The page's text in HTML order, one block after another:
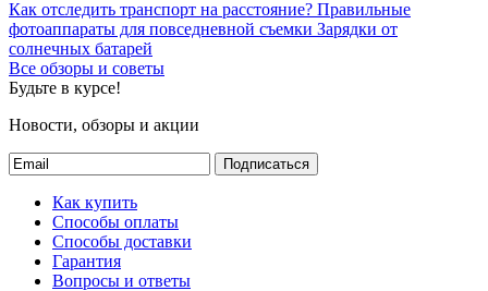
Как отследить транспорт на расстояние? Правильные
фотоаппараты для повседневной съемки Зарядки от
солнечных батарей
Все обзоры и советы
Будьте в курсе!
Новости, обзоры и акции
Подписаться
Как купить
Способы оплаты
Способы доставки
Гарантия
Вопросы и ответы